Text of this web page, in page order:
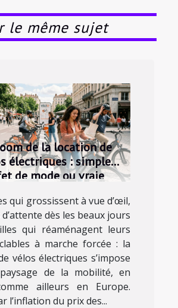
le même sujet
de la location de
électriques : simple
de mode ou vraie
qui grossissent à vue d’œil,
dès les beaux jours
qui réaménagent leurs
à marche forcée : la
vélos électriques s’impose
de la mobilité, en
ailleurs en Europe.
l’inflation du prix des...